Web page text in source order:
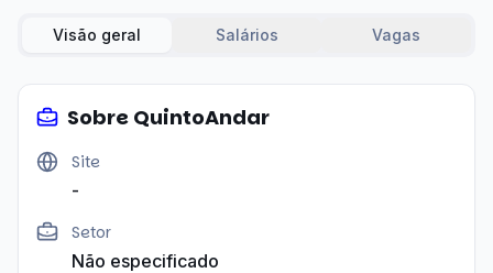
Visão geral Salários Vagas
Sobre QuintoAndar
Site
-
Setor
Não especificado